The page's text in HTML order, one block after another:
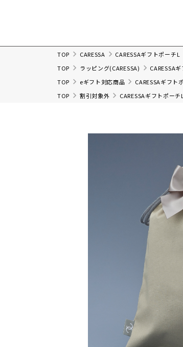
TOP CARESSA
CARESSAギフトポーチL
TOP
ラッピング(CARESSA)
CARESSA
TOP
eギフト対応商品
CARESSAギフト
TOP
割引対象外 CARESSAギフトポーチL